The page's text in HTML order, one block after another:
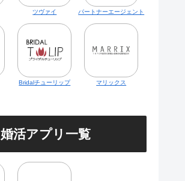
ツヴァイ パートナーエージェント
Bridalチューリップ マリックス
婚活アプリ一覧